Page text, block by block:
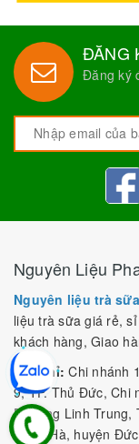
ĐĂNG
Đăng ký
Nguyên Liệu
Nguyên liệu trà sữa
liệu trà sữa giá rẻ,
khách hàng, Giao
Địa Chỉ: Chi nhánh
9, TP. Thủ Đức, Chi
Phường Linh Trung,
Đông Hà, huyện